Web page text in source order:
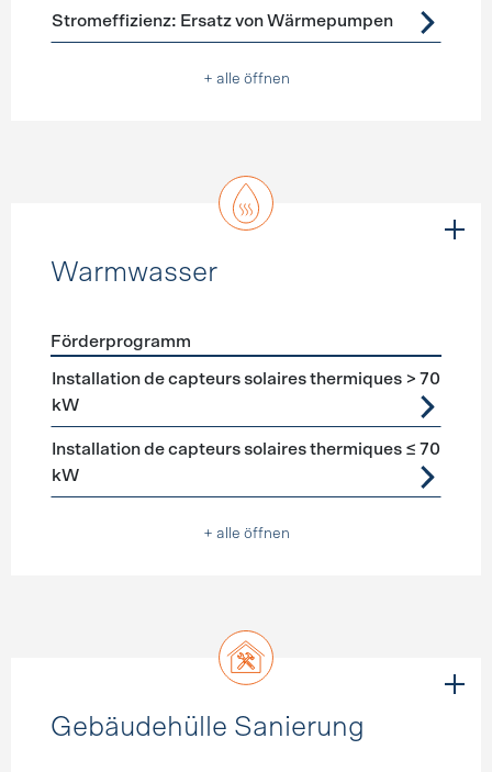
Stromeffizienz: Ersatz von Wärmepumpen
+ alle öffnen
Warmwasser
Förderprogramme Warmwasser
Förderprogramm
Installation de capteurs solaires thermiques > 70
kW
Installation de capteurs solaires thermiques ≤ 70
kW
+ alle öffnen
Gebäudehülle Sanierung